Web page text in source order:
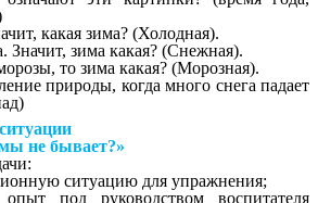
какая зима? (Холодная).
Значит, зима какая? (Снежная).
то зима какая? (Морозная).
природы, когда много снега падает
не бывает?»
ситуацию для упражнения;
под руководством воспитателя